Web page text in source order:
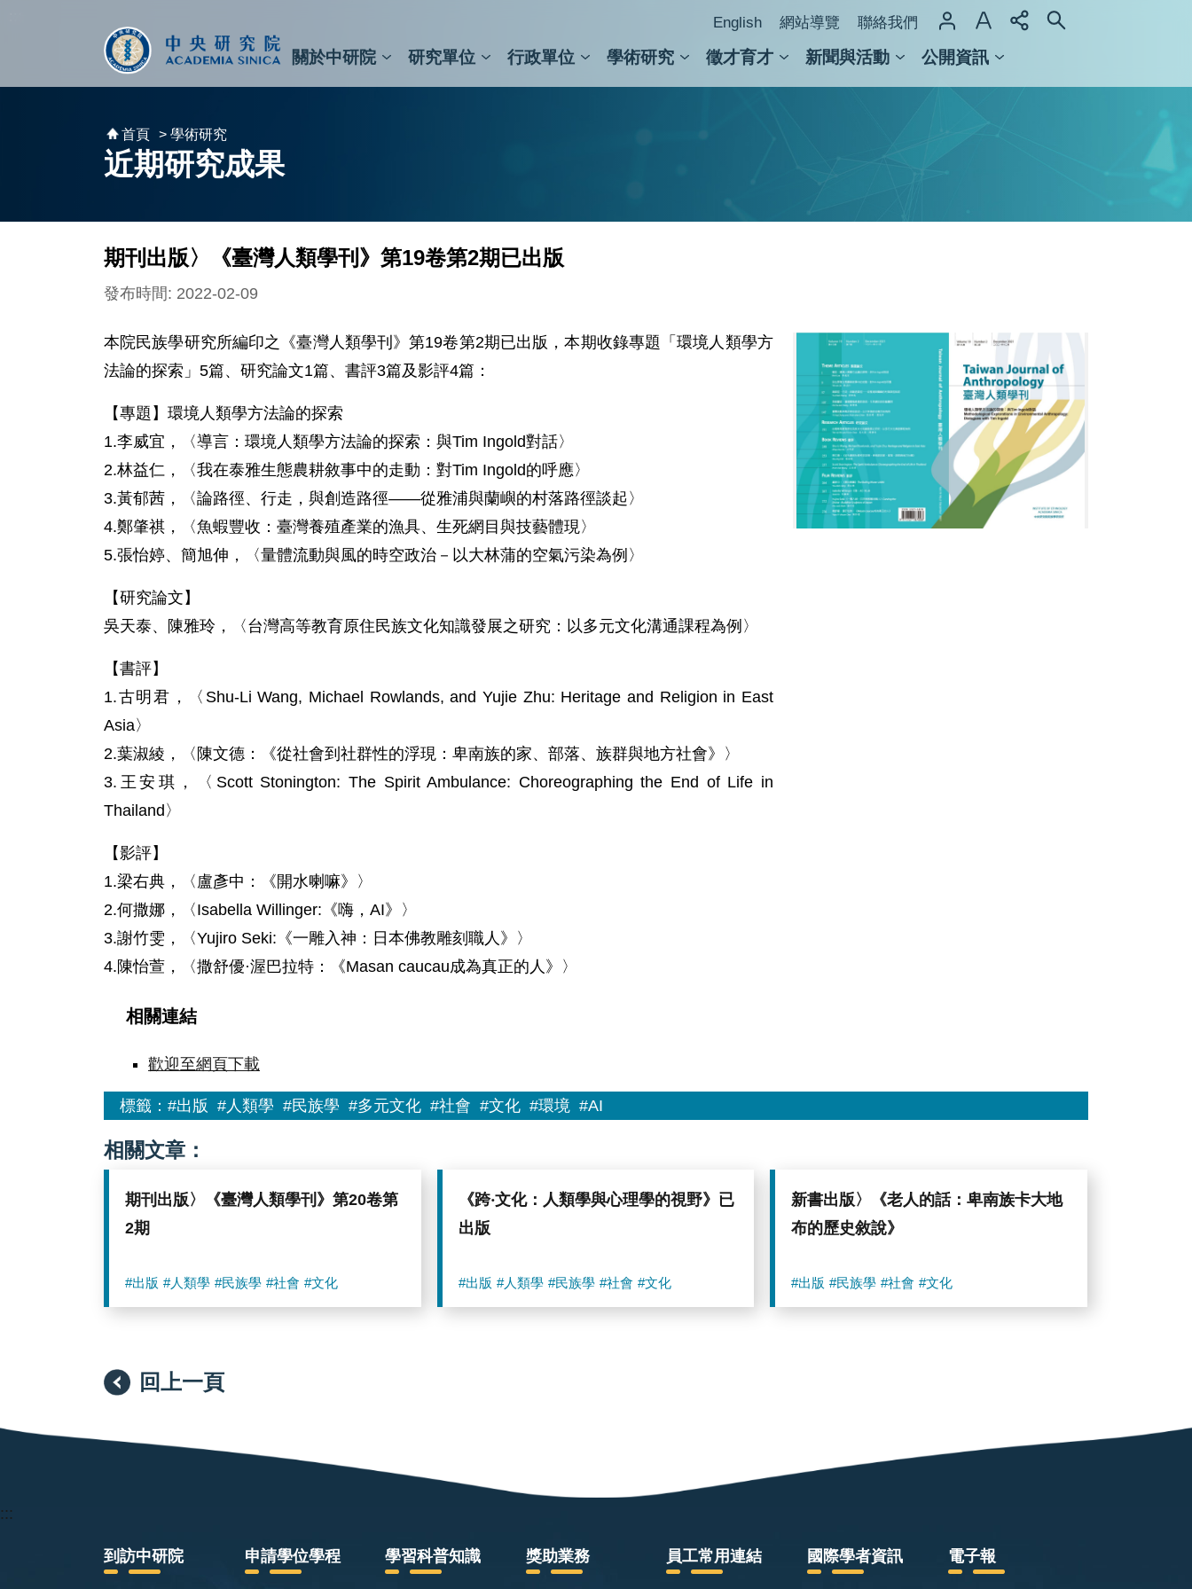
English 網站導覽 聯絡我們
關於中研院 研究單位 行政單位 學術研究 徵才育才 新聞與活動 公開資訊
首頁 > 學術研究
近期研究成果
期刊出版〉《臺灣人類學刊》第19卷第2期已出版
發布時間: 2022-02-09
本院民族學研究所編印之《臺灣人類學刊》第19卷第2期已出版，本期收錄專題「環境人類學方
法論的探索」5篇、研究論文1篇、書評3篇及影評4篇：
【專題】環境人類學方法論的探索
1.李威宜，〈導言：環境人類學方法論的探索：與Tim Ingold對話〉
2.林益仁，〈我在泰雅生態農耕敘事中的走動：對Tim Ingold的呼應〉
3.黃郁茜，〈論路徑、行走，與創造路徑——從雅浦與蘭嶼的村落路徑談起〉
4.鄭肇祺，〈魚蝦豐收：臺灣養殖產業的漁具、生死網目與技藝體現〉
5.張怡婷、簡旭伸，〈量體流動與風的時空政治－以大林蒲的空氣污染為例〉
【研究論文】
吳天泰、陳雅玲，〈台灣高等教育原住民族文化知識發展之研究：以多元文化溝通課程為例〉
【書評】
1.古明君，〈Shu-Li Wang, Michael Rowlands, and Yujie Zhu: Heritage and Religion in East
Asia〉
2.葉淑綾，〈陳文德：《從社會到社群性的浮現：卑南族的家、部落、族群與地方社會》〉
3.王安琪，〈Scott Stonington: The Spirit Ambulance: Choreographing the End of Life in
Thailand〉
【影評】
1.梁右典，〈盧彥中：《開水喇嘛》〉
2.何撒娜，〈Isabella Willinger:《嗨，AI》〉
3.謝竹雯，〈Yujiro Seki:《一雕入神：日本佛教雕刻職人》〉
4.陳怡萱，〈撒舒優·渥巴拉特：《Masan caucau成為真正的人》〉
相關連結
歡迎至網頁下載
類
學
19-
2_cover0.jpg
標籤：#出版 #人類學 #民族學 #多元文化 #社會 #文化 #環境 #AI
相關文章：
期刊出版〉《臺灣人類學刊》第20卷第
2期
#出版 #人類學 #民族學 #社會 #文化
《跨‧文化：人類學與心理學的視野》已
出版
#出版 #人類學 #民族學 #社會 #文化
新書出版〉《老人的話：卑南族卡大地
布的歷史敘說》
#出版 #民族學 #社會 #文化
回上一頁
:::
到訪中研院 申請學位學程 學習科普知識 獎助業務 員工常用連結 國際學者資訊 電子報